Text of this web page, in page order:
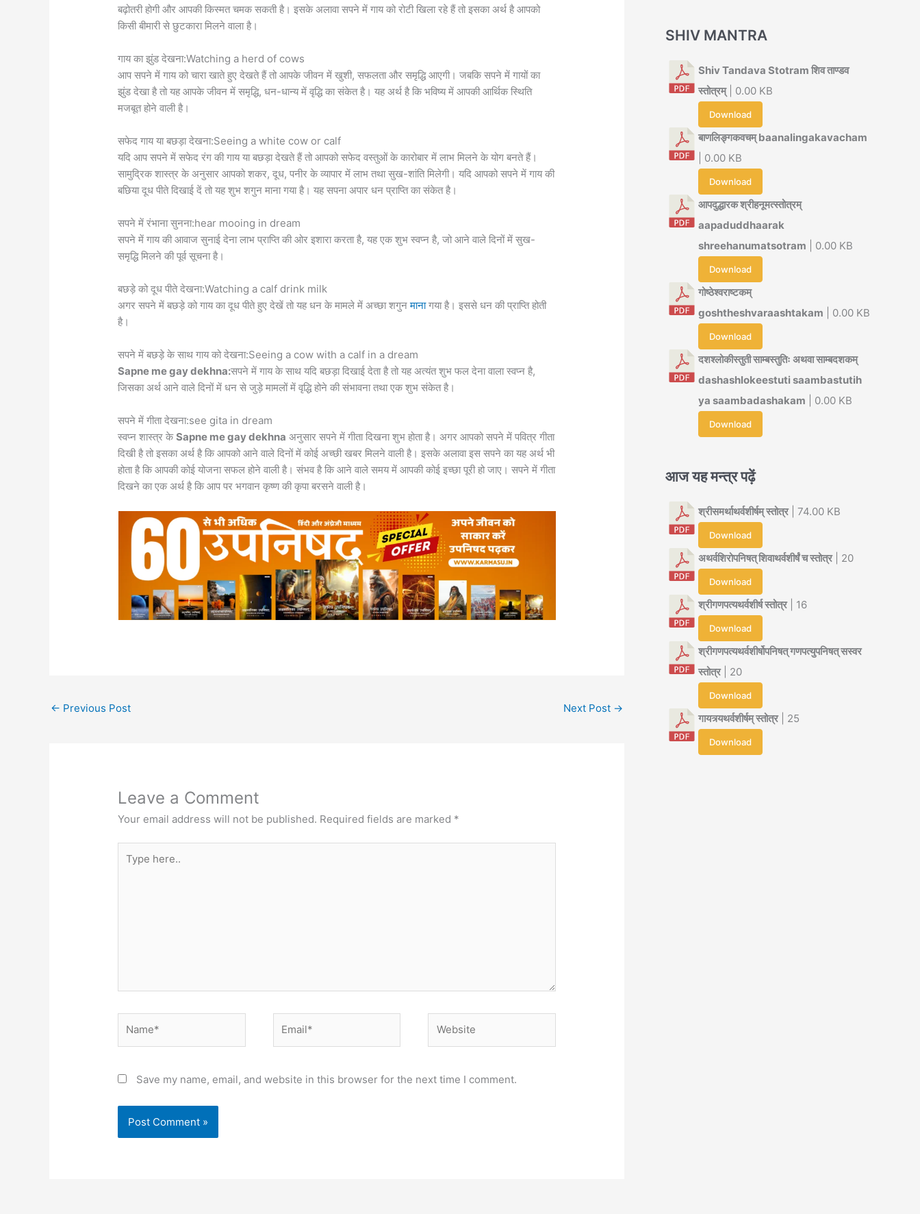
बढ़ोतरी होगी और आपकी किस्मत चमक सकती है। इसके अलावा सपने में गाय को रोटी खिला रहे हैं तो इसका अर्थ है आपको
किसी बीमारी से छुटकारा मिलने वाला है।
गाय का झुंड देखना:Watching a herd of cows
आप सपने में गाय को चारा खाते हुए देखते हैं तो आपके जीवन में खुशी, सफलता और समृद्धि आएगी। जबकि सपने में गायों का
झुंड देखा है तो यह आपके जीवन में समृद्धि, धन-धान्य में वृद्धि का संकेत है। यह अर्थ है कि भविष्य में आपकी आर्थिक स्थिति
मजबूत होने वाली है।
सफेद गाय या बछड़ा देखना:Seeing a white cow or calf
यदि आप सपने में सफेद रंग की गाय या बछड़ा देखते हैं तो आपको सफेद वस्तुओं के कारोबार में लाभ मिलने के योग बनते हैं।
सामुद्रिक शास्त्र के अनुसार आपको शकर, दूध, पनीर के व्यापार में लाभ तथा सुख-शांति मिलेगी। यदि आपको सपने में गाय की
बछिया दूध पीते दिखाई दें तो यह शुभ शगुन माना गया है। यह सपना अपार धन प्राप्ति का संकेत है।
सपने में रंभाना सुनना:hear mooing in dream
सपने में गाय की आवाज सुनाई देना लाभ प्राप्ति की ओर इशारा करता है, यह एक शुभ स्वप्न है, जो आने वाले दिनों में सुख-
समृद्धि मिलने की पूर्व सूचना है।
बछड़े को दूध पीते देखना:Watching a calf drink milk
अगर सपने में बछड़े को गाय का दूध पीते हुए देखें तो यह धन के मामले में अच्छा शगुनमानागया है। इससे धन की प्राप्ति होती
है।
सपने में बछड़े के साथ गाय को देखना:Seeing a cow with a calf in a dream
Sapne me gay dekhna:सपने में गाय के साथ यदि बछड़ा दिखाई देता है तो यह अत्यंत शुभ फल देना वाला स्वप्न है,
जिसका अर्थ आने वाले दिनों में धन से जुड़े मामलों में वृद्धि होने की संभावना तथा एक शुभ संकेत है।
सपने में गीता देखना:see gita in dream
स्‍वप्‍न शास्‍त्र केSapne me gay dekhna अनुसार सपने में गीता दिखना शुभ होता है। अगर आपको सपने में पवित्र गीता
दिखी है तो इसका अर्थ है कि आपको आने वाले दिनों में कोई अच्‍छी खबर मिलने वाली है। इसके अलावा इस सपने का यह अर्थ भी
होता है कि आपकी कोई योजना सफल होने वाली है। संभव है कि आने वाले समय में आपकी कोई इच्‍छा पूरी हो जाए। सपने में गीता
दिखने का एक अर्थ है कि आप पर भगवान कृष्‍ण की कृपा बरसने वाली है।
← Previous Post Next Post →
Leave a Comment
Your email address will not be published. Required fields are marked *
here..
Save my name, email, and website in this browser for the next time I comment.
SHIV MANTRA
Shiv Tandava Stotram शिव ताण्डव
स्तोत्रम्| 0.00 KB
Download
बाणलिङ्गकवचम् baanalingakavacham
| 0.00 KB
Download
आपदुद्धारक श्रीहनूमत्स्तोत्रम्
aapaduddhaarak
shreehanumatsotram | 0.00 KB
Download
गोष्ठेश्वराष्टकम्
goshtheshvaraashtakam | 0.00 KB
Download
दशश्लोकीस्तुती साम्बस्तुतिः अथवा साम्बदशकम्
dashashlokeestuti saambastutih
ya saambadashakam | 0.00 KB
Download
आज यह मन्त्र पढ़ें
श्रीसमर्थाथर्वशीर्षम् स्तोत्र| 74.00 KB
Download
अथर्वशिरोपनिषत् शिवाथर्वशीर्षं च स्तोत्र| 20
Download
श्रीगणपत्यथर्वशीर्ष स्तोत्र| 16
Download
श्रीगणपत्यथर्वशीर्षोपनिषत् गणपत्युपनिषत् सस्वर
स्तोत्र| 20
Download
गायत्र्यथर्वशीर्षम् स्तोत्र| 25
Download